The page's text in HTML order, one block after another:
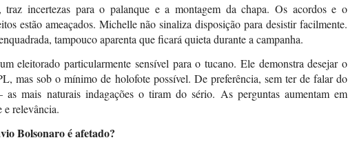
traz incertezas para o palanque e a montagem da chapa. Os acordos e o
estão ameaçados. Michelle não sinaliza disposição para desistir facilmente.
tampouco aparenta que ficará quieta durante a campanha.
eleitorado particularmente sensível para o tucano. Ele demonstra desejar o
mas sob o mínimo de holofote possível. De preferência, sem ter de falar do
mais naturais indagações o tiram do sério. As perguntas aumentam em
e relevância.
Bolsonaro é afetado?